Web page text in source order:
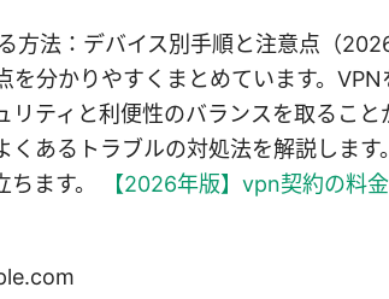
方法：デバイス別手順と注意点（
を分かりやすくまとめています。
リティと利便性のバランスを取るこ
くあるトラブルの対処法を解説しま
ちます。
【2026年版】vpn契約の料